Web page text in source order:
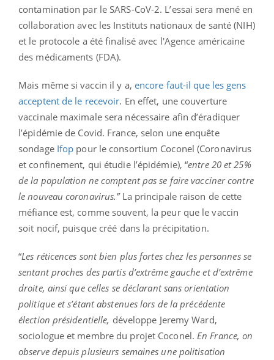
contamination par le SARS-CoV-2. L’essai sera mené en
collaboration avec les Instituts nationaux de santé (NIH)
et le protocole a été finalisé avec l'Agence américaine
des médicaments (FDA).
Mais même si vaccin il y a, encore faut-il que les gens
acceptent de le recevoir. En effet, une couverture
vaccinale maximale sera nécessaire afin d’éradiquer
l’épidémie de Covid. France, selon une enquête
sondage Ifop pour le consortium Coconel (Coronavirus
et confinement, qui étudie l’épidémie), “entre 20 et 25%
de la population ne comptent pas se faire vacciner contre
le nouveau coronavirus.”La principale raison de cette
méfiance est, comme souvent, la peur que le vaccin
soit nocif, puisque créé dans la précipitation.
“Les réticences sont bien plus fortes chez les personnes se
sentant proches des partis d’extrême gauche et d’extrême
droite, ainsi que celles se déclarant sans orientation
politique et s’étant abstenues lors de la précédente
élection présidentielle, développe Jeremy Ward,
sociologue et membre du projet Coconel. En France, on
observe depuis plusieurs semaines une politisation